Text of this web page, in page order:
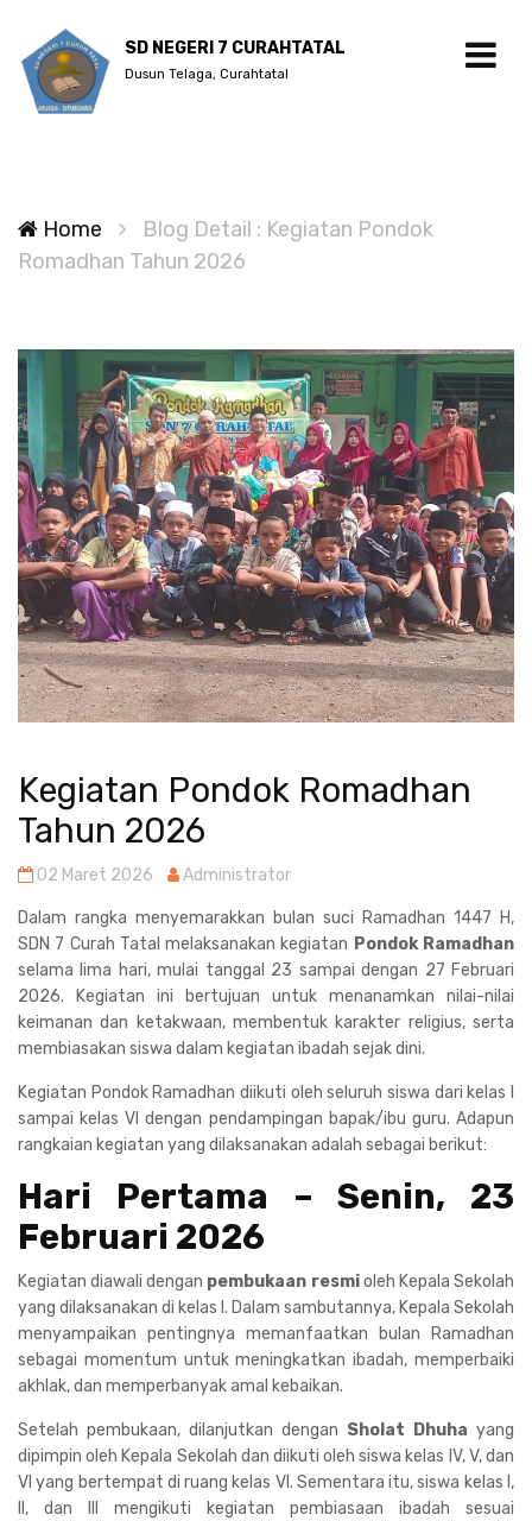
SD NEGERI 7 CURAHTATAL
Dusun Telaga, Curahtatal
Home
Blog Detail : Kegiatan Pondok
Romadhan Tahun 2026
Kegiatan Pondok Romadhan
Tahun 2026
02 Maret 2026 Administrator
Dalam rangka menyemarakkan bulan suci Ramadhan 1447 H,
SDN 7 Curah Tatal melaksanakan kegiatan Pondok Ramadhan
selama lima hari, mulai tanggal 23 sampai dengan 27 Februari
2026. Kegiatan ini bertujuan untuk menanamkan nilai-nilai
keimanan dan ketakwaan, membentuk karakter religius, serta
membiasakan siswa dalam kegiatan ibadah sejak dini.
Kegiatan Pondok Ramadhan diikuti oleh seluruh siswa dari kelas I
sampai kelas VI dengan pendampingan bapak/ibu guru. Adapun
rangkaian kegiatan yang dilaksanakan adalah sebagai berikut:
Hari Pertama – Senin, 23
Februari 2026
Kegiatan diawali dengan pembukaan resmioleh Kepala Sekolah
yang dilaksanakan di kelas I. Dalam sambutannya, Kepala Sekolah
menyampaikan pentingnya memanfaatkan bulan Ramadhan
sebagai momentum untuk meningkatkan ibadah, memperbaiki
akhlak, dan memperbanyak amal kebaikan.
Setelah pembukaan, dilanjutkan dengan Sholat Dhuha yang
dipimpin oleh Kepala Sekolah dan diikuti oleh siswa kelas IV, V, dan
VI yang bertempat di ruang kelas VI. Sementara itu, siswa kelas I,
II, dan III mengikuti kegiatan pembiasaan ibadah sesuai